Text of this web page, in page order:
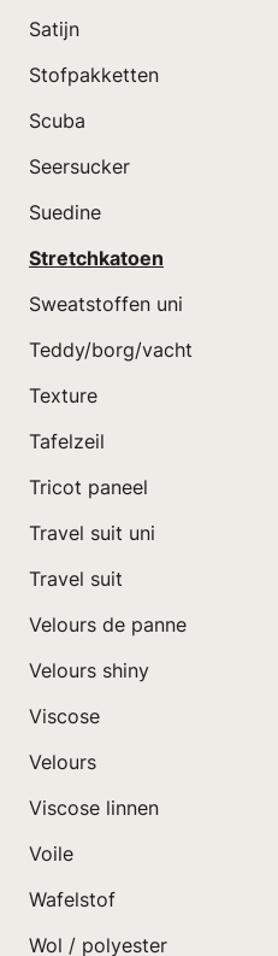
Satijn
Stofpakketten
Scuba
Seersucker
Suedine
Stretchkatoen
Sweatstoffen uni
Teddy/borg/vacht
Texture
Tafelzeil
Tricot paneel
Travel suit uni
Travel suit
Velours de panne
Velours shiny
Viscose
Velours
Viscose linnen
Voile
Wafelstof
Wol / polyester